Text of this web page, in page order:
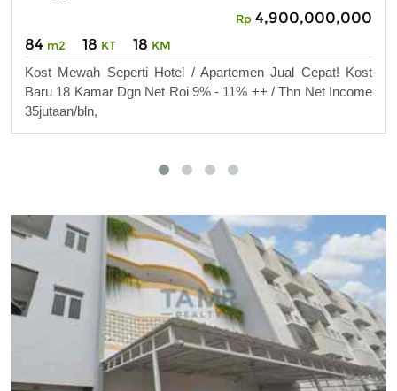
Rp 4,900,000,000
84 m2 18 KT 18 KM
Kost Mewah Seperti Hotel / Apartemen Jual Cepat! Kost
Baru 18 Kamar Dgn Net Roi 9% - 11% ++ / Thn Net Income
35jutaan/bln,